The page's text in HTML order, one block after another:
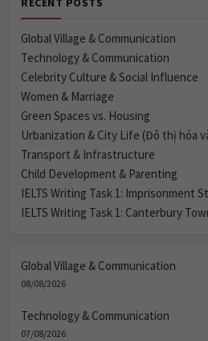
Global Village & Communication
Technology & Communication
Celebrity Culture & Social Influence
Women & Marriage
Green Spaces vs. Housing
Urbanization & City Life (Đô thị hóa
Transport & Infrastructure
Child Development & Parenting
IELTS Writing Task 1: Imprisonment
IELTS Writing Task 1: Canterbury
Global Village & Communication
08/08/2026
Technology & Communication
07/08/2026